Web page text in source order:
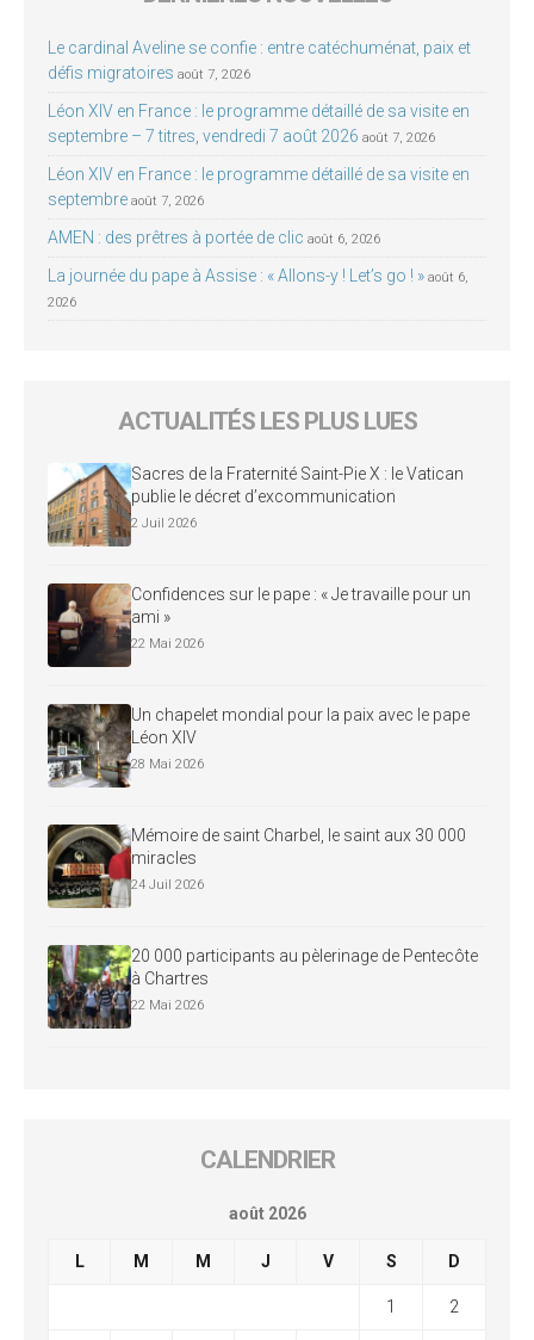
Le cardinal Aveline se confie : entre catéchuménat, paix et
défis migratoires août 7, 2026
Léon XIV en France : le programme détaillé de sa visite en
septembre – 7 titres, vendredi 7 août 2026 août 7, 2026
Léon XIV en France : le programme détaillé de sa visite en
septembre août 7, 2026
AMEN : des prêtres à portée de clic août 6, 2026
La journée du pape à Assise : « Allons-y ! Let’s go ! » août 6,
2026
ACTUALITÉS LES PLUS LUES
Sacres de la Fraternité Saint-Pie X : le Vatican
publie le décret d’excommunication
2 Juil 2026
Confidences sur le pape : « Je travaille pour un
ami »
22 Mai 2026
Un chapelet mondial pour la paix avec le pape
Léon XIV
28 Mai 2026
Mémoire de saint Charbel, le saint aux 30 000
miracles
24 Juil 2026
20 000 participants au pèlerinage de Pentecôte
à Chartres
22 Mai 2026
CALENDRIER
août 2026
L M M J V S D
1 2